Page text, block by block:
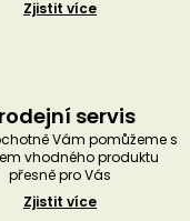
Zjistit více
servis
Vám pomůžeme s
vhodného produktu
přesně pro Vás
Zjistit více